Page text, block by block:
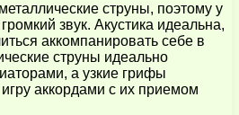
струны, поэтому у
звук. Акустика идеальна,
аккомпанировать себе в
струны идеально
а узкие грифы
аккордами с их приемом